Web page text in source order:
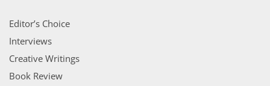
Editor’s Choice
Interviews
Creative Writings
Book Review